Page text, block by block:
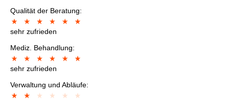
Qualität der Beratung:
sehr zufrieden
Mediz. Behandlung:
sehr zufrieden
Verwaltung und Abläufe: